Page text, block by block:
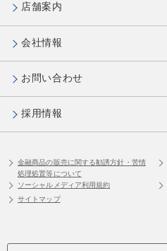
店舗案内
会社情報
お問い合わせ
採用情報
金融商品の販売に関する勧誘方針・苦情
処理処置等について
ソーシャルメディア利用規約
サイトマップ